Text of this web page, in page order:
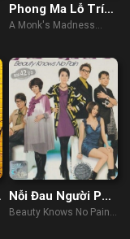
Phong Ma Lỗ Trí
Thâm
A Monk's Madness
Nỗi Đau Người Phụ
Nữ
Beauty Knows No Pain